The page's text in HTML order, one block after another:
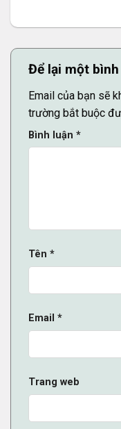
Để lại một bình
Email của bạn sẽ
trường bắt buộc
Bình luận *
Tên *
Email *
Trang web